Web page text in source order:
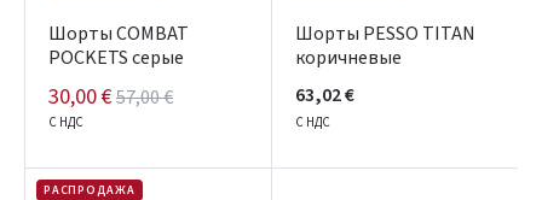
Шорты COMBAT
POCKETS серые
30,00 €57,00 €
С НДС
Шорты PESSO TITAN
коричневые
63,02 €
С НДС
РАСПРОДАЖА